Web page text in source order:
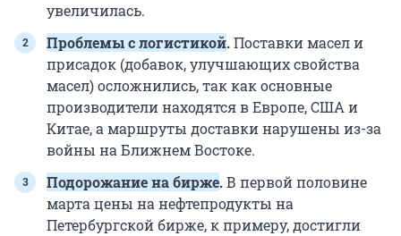
увеличилась.
Проблемы с логистикой.Поставки масел и
присадок (добавок, улучшающих свойства
масел) осложнились, так как основные
производители находятся в Европе, США и
Китае, а маршруты доставки нарушены из-за
войны на Ближнем Востоке.
Подорожание на бирже.В первой половине
марта цены на нефтепродукты на
Петербургской бирже, к примеру, достигли